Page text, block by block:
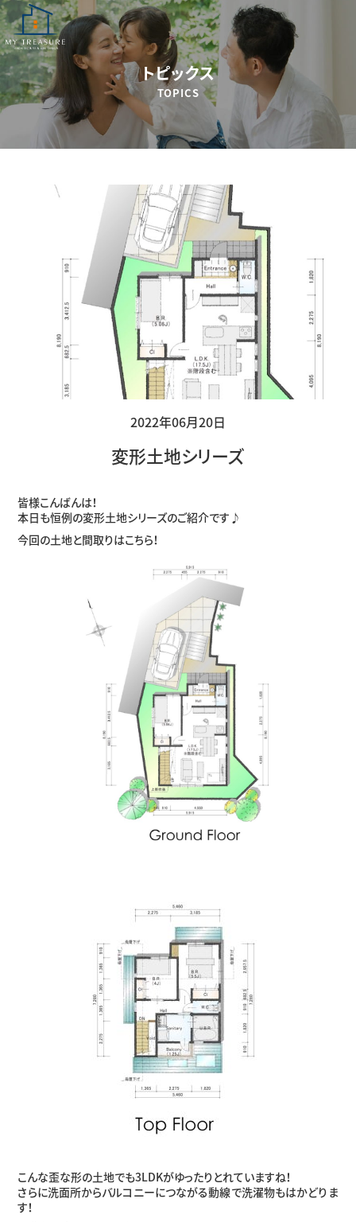
トピックス
TOPICS
2022年06月20日
変形土地シリーズ
皆様こんばんは！
本日も恒例の変形土地シリーズのご紹介です♪
今回の土地と間取りはこちら！
こんな歪な形の土地でも3LDKがゆったりとれていますね！
さらに洗面所からバルコニーにつながる動線で洗濯物もはかどりま
す！